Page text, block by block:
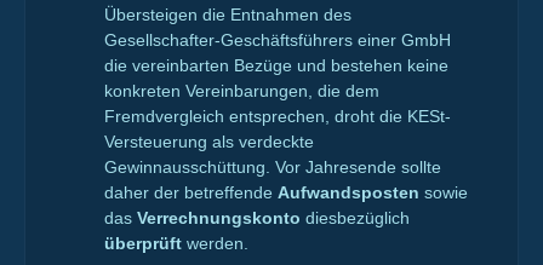
Übersteigen die Entnahmen des
Gesellschafter-Geschäftsführers einer GmbH
die vereinbarten Bezüge und bestehen keine
konkreten Vereinbarungen, die dem
Fremdvergleich entsprechen, droht die KESt-
Versteuerung als verdeckte
Gewinnausschüttung. Vor Jahresende sollte
daher der betreffende Aufwandsposten sowie
das Verrechnungskonto diesbezüglich
überprüft werden.